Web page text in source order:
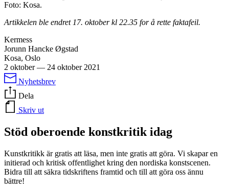
Foto: Kosa.
Artikkelen ble endret 17. oktober kl 22.35 for å rette faktafeil.
Kermess
Jorunn Hancke Øgstad
Kosa, Oslo
2 oktober— 24 oktober 2021
Nyhetsbrev
Dela
Skriv ut
Stöd oberoende konstkritik idag
Kunstkritikk är gratis att läsa, men inte gratis att göra. Vi skapar en
initierad och kritisk offentlighet kring den nordiska konstscenen.
Bidra till att säkra tidskriftens framtid och till att göra oss ännu
bättre!